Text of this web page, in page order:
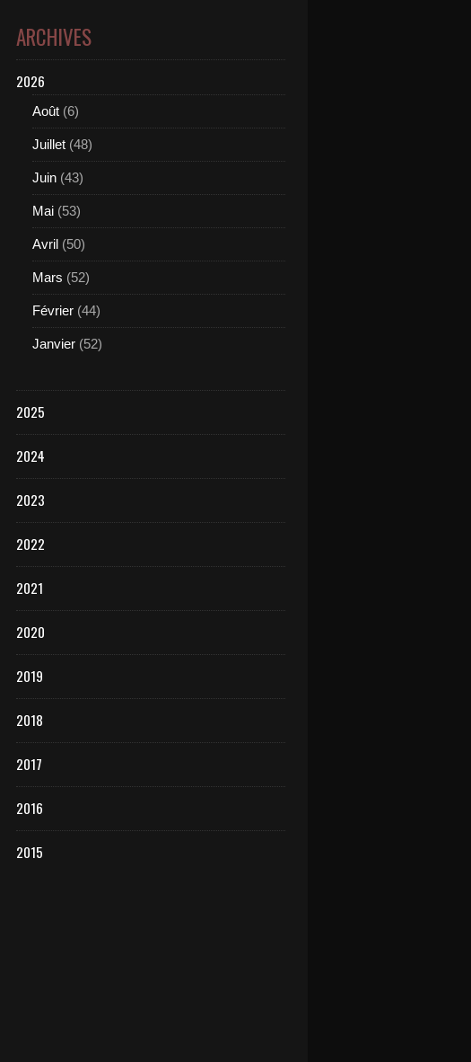
ARCHIVES
2026
Août (6)
Juillet (48)
Juin (43)
Mai (53)
Avril (50)
Mars (52)
Février (44)
Janvier (52)
2025
2024
2023
2022
2021
2020
2019
2018
2017
2016
2015